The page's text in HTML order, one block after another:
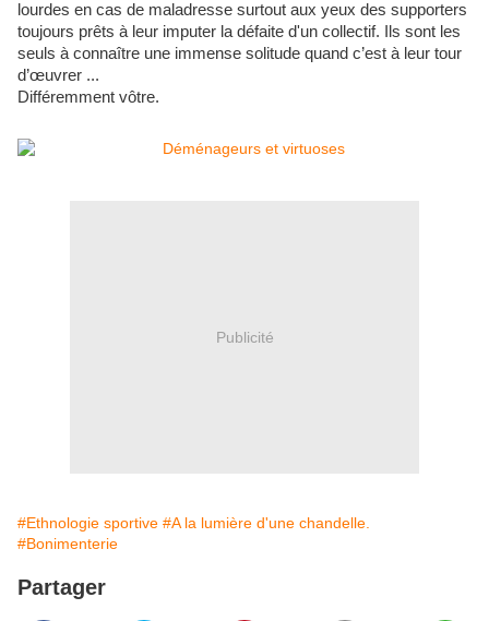
lourdes en cas de maladresse surtout aux yeux des supporters
toujours prêts à leur imputer la défaite d'un collectif. Ils sont les
seuls à connaître une immense solitude quand c’est à leur tour
d’œuvrer ...
Différemment vôtre.
Publicité
#Ethnologie sportive #A la lumière d'une chandelle.
#Bonimenterie
Partager